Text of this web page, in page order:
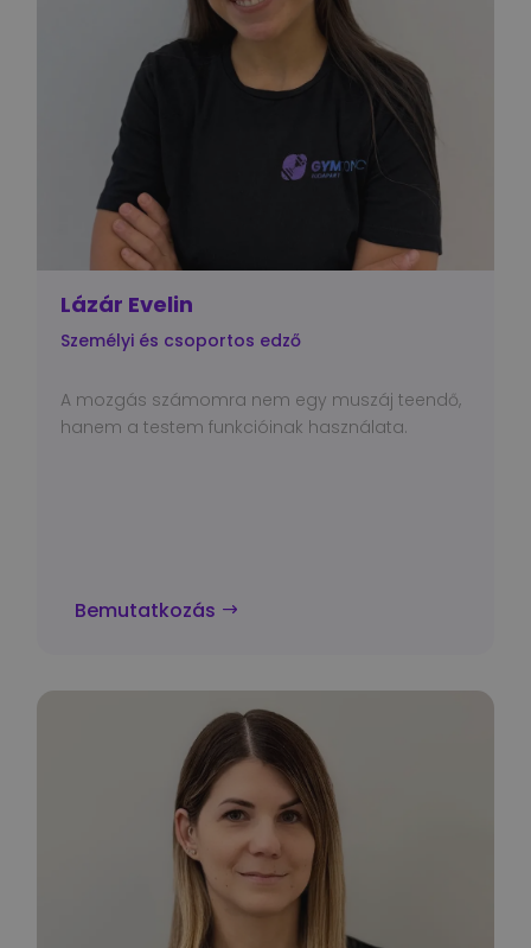
Lázár Evelin
Személyi és csoportos edző
A mozgás számomra nem egy muszáj teendő,
hanem a testem funkcióinak használata.
Bemutatkozás